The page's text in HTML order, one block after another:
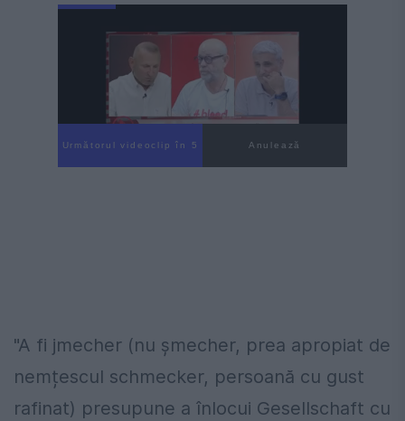
Următorul videoclip în 4 Anulează
"A fi jmecher (nu șmecher, prea apropiat de
nemțescul schmecker, persoană cu gust
rafinat) presupune a înlocui Gesellschaft cu